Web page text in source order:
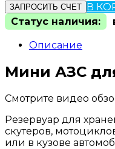
ЗАПРОСИТЬ СЧЕТ В
Статус наличия:
Описание
Мини АЗС
Смотрите видео
Резервуар для
скутеров,
или в кузове